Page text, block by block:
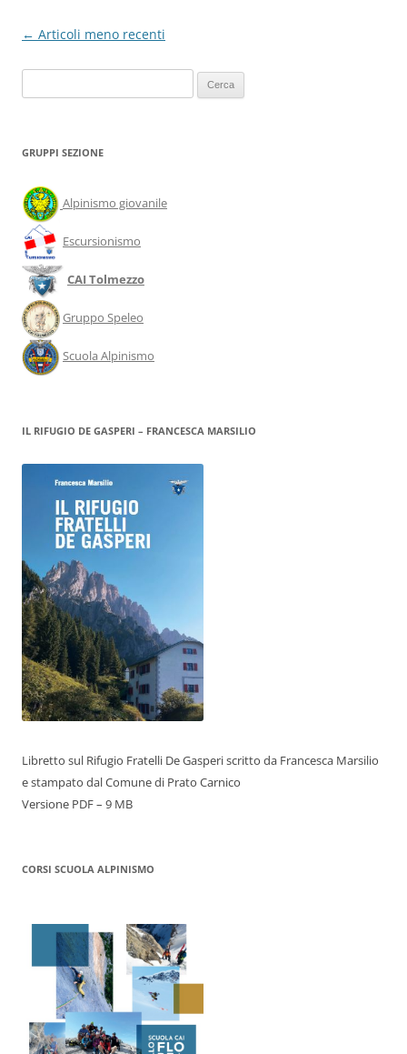
← Articoli meno recenti
per:
GRUPPI SEZIONE
Alpinismo giovanile
Escursionismo
CAI Tolmezzo
Gruppo Speleo
Scuola Alpinismo
IL RIFUGIO DE GASPERI – FRANCESCA MARSILIO
Libretto sul Rifugio Fratelli De Gasperi scritto da Francesca Marsilio
e stampato dal Comune di Prato Carnico
Versione PDF – 9 MB
CORSI SCUOLA ALPINISMO